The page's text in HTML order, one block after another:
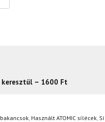
keresztül – 1600 Ft
a terméket egyszerűen
feltételei?
, Használt ATOMIC sílécek,